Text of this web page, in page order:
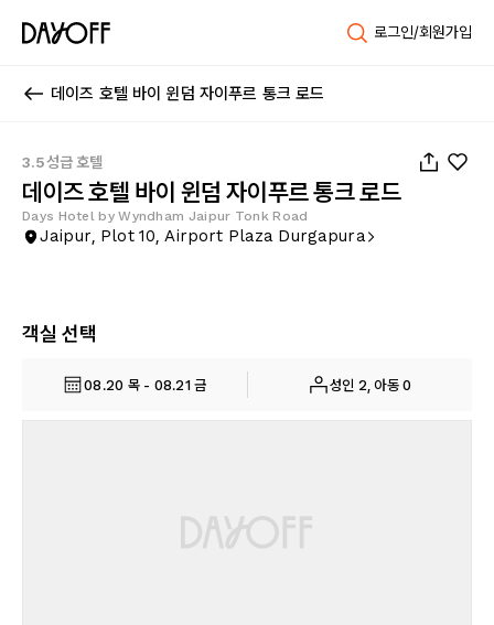
로그인/회원가입
데이즈 호텔 바이 윈덤 자이푸르 통크 로드
3.5성급 호텔
데이즈 호텔 바이 윈덤 자이푸르 통크 로드
Days Hotel by Wyndham Jaipur Tonk Road
Jaipur, Plot 10, Airport Plaza Durgapura
객실 선택
08.20 목 - 08.21 금 성인 2, 아동 0